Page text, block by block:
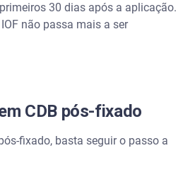
30 dias após a aplicação.
não passa mais a ser
CDB pós-fixado
fixado, basta seguir o passo a